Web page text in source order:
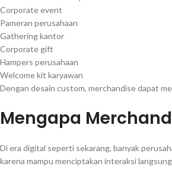
Corporate event
Pameran perusahaan
Gathering kantor
Corporate gift
Hampers perusahaan
Welcome kit karyawan
Dengan desain custom, merchandise dapat
Mengapa
Di era digital seperti sekarang, banyak
karena mampu menciptakan interaksi